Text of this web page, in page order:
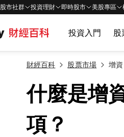
股市社群 投資理財 即時股市 美股專區
投資入門 股
財經百科 股票市場 增資
什麼是增
項？